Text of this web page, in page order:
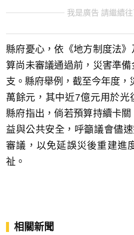
我是廣告 請繼續
縣府憂心，依《地方制度法
算尚未審議通過前，災害準
支。縣府舉例，截至今年度，
萬餘元，其中近7億元用於光
縣府指出，倘若預算持續卡
益與公共安全，呼籲議會儘
審議，以免延誤災後重建進
祉。
相關新聞